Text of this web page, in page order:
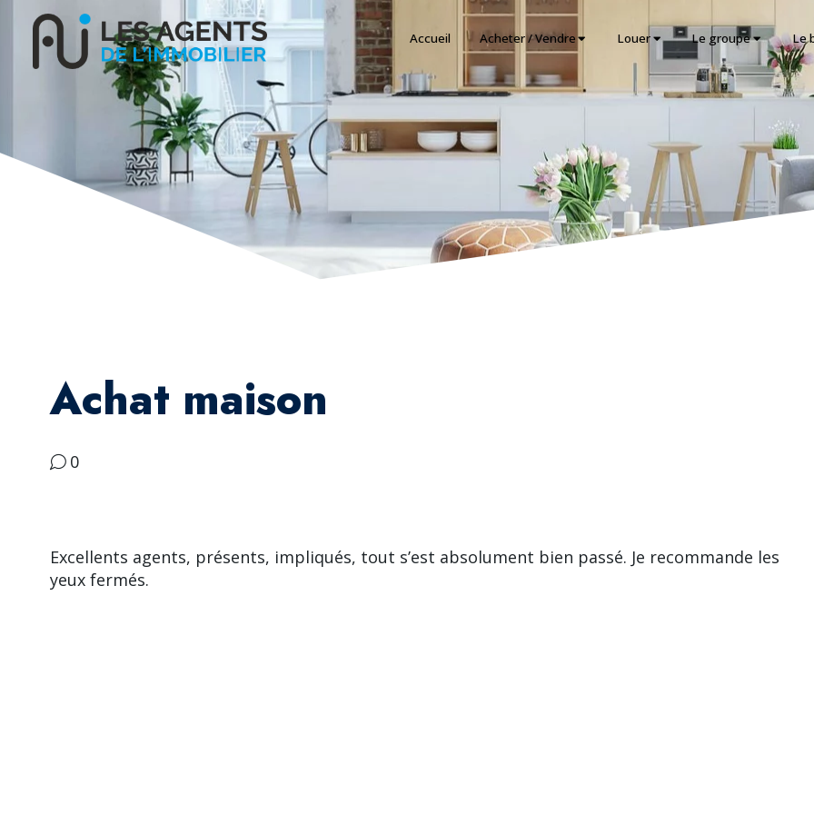
Accueil Acheter / Vendre Louer Le groupe Le
Achat maison
0
Excellents agents, présents, impliqués, tout s’est absolument bien passé. Je recommande les
yeux fermés.